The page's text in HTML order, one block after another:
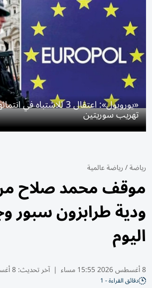
«يوروبول»: اعتقال 3
تهريب سوريتين
رياضة/رياضة عالمية
موقف محمد صلاح
ودية طرابزون سبور
اليوم
8 أغسطس 2026 15:55 مساء | آخر تحديث:8 أغسطس 16:04 2026
دقائق القراءة - 1